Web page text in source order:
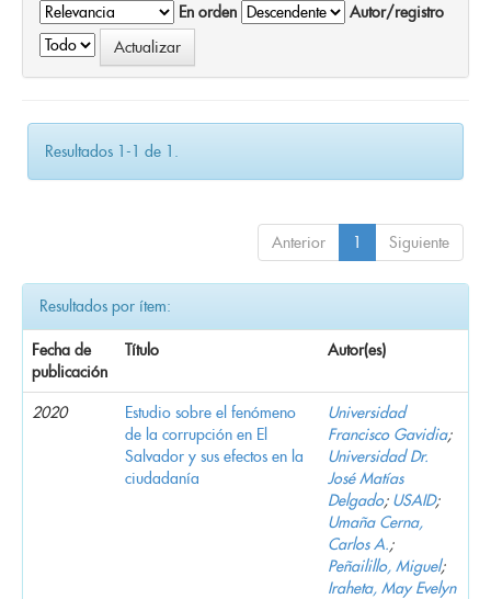
En orden
Autor/registro
Resultados 1-1 de 1.
Anterior 1 Siguiente
Resultados por ítem:
Fecha de
publicación
Título Autor(es)
2020
Estudio sobre el fenómeno
de la corrupción en El
Salvador y sus efectos en la
ciudadanía
Universidad
Francisco Gavidia;
Universidad Dr.
José Matías
Delgado; USAID;
Umaña Cerna,
Carlos A.;
Peñailillo, Miguel;
Iraheta, May Evelyn